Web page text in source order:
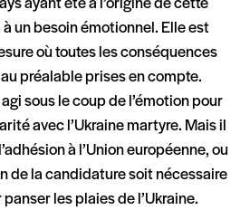
ayant été à l’origine de cette
un besoin émotionnel. Elle est
où toutes les conséquences
préalable prises en compte.
sous le coup de l’émotion pour
avec l’Ukraine martyre. Mais il
à l’Union européenne, ou
de la candidature soit nécessaire
les plaies de l’Ukraine.